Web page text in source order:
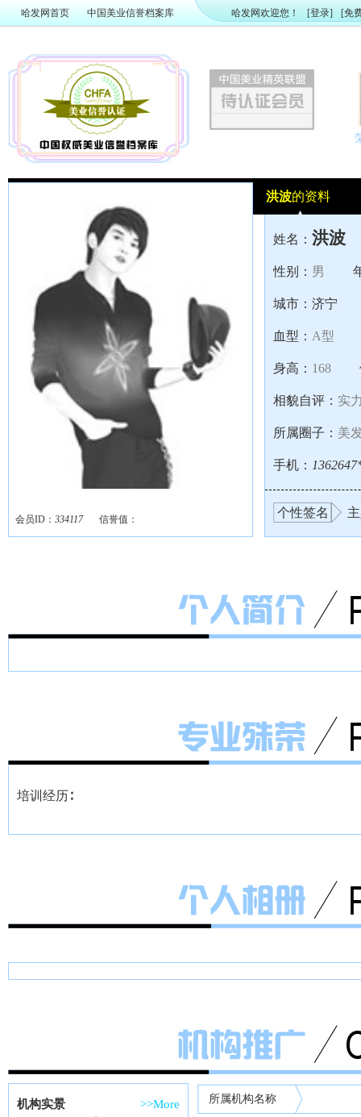
哈发网首页 中国美业信誉档案库 哈发网欢迎您！ [登录] [免
洪波的资料
会员ID： 334117 信誉值：
姓名： 洪波
性别： 男
城市： 济宁
血型： A型
身高： 168
相貌自评： 实
所属圈子： 美
手机：
个性签名
培训经历∶
机构实景 >>More 所属机构名称